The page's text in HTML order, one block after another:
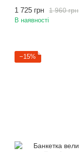
1 960 грн
1 725 грн
В наявності
−15%